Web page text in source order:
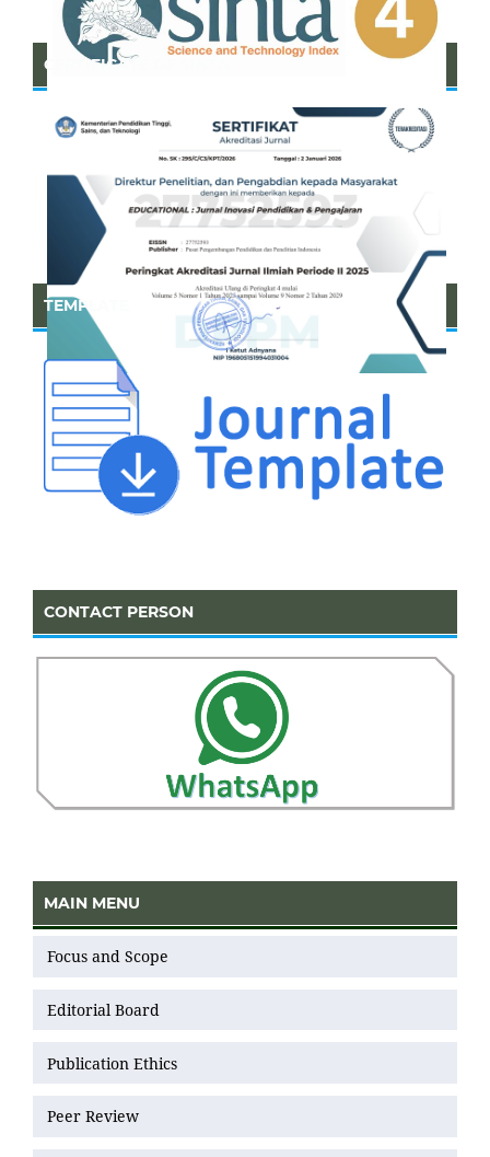
CERTIFICATE OF SINTA
TEMPLATE
CONTACT PERSON
MAIN MENU
Focus and Scope
Editorial Board
Publication Ethics
Peer Review